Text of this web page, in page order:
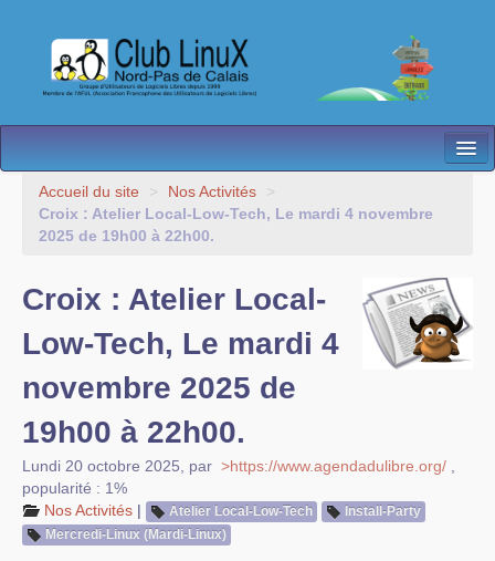
L’Association
Nos Activités
Accueil du site > Nos Activités
>
Croix : Atelier Local-Low-Tech, Le mardi 4 novembre
2025 de 19h00 à 22h00.
Croix : Atelier Local-
Low-Tech, Le mardi 4
novembre 2025 de
19h00 à 22h00.
Lundi 20 octobre 2025 par >https://www.agendadulibre.org/
popularité : 1%
Nos Activités | Atelier Local-Low-Tech
Install-Party
Mercredi-Linux (Mardi-Linux)